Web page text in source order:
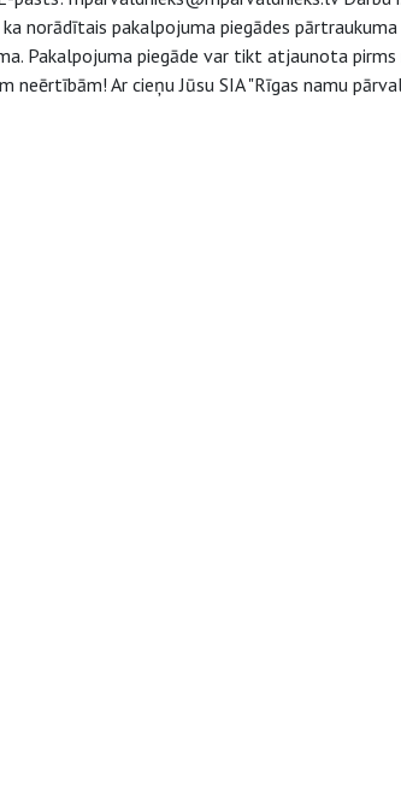
norādītais pakalpojuma piegādes
Pakalpojuma piegāde var tikt atjaunota
neērtībām! Ar cieņu Jūsu SIA "Rīgas namu